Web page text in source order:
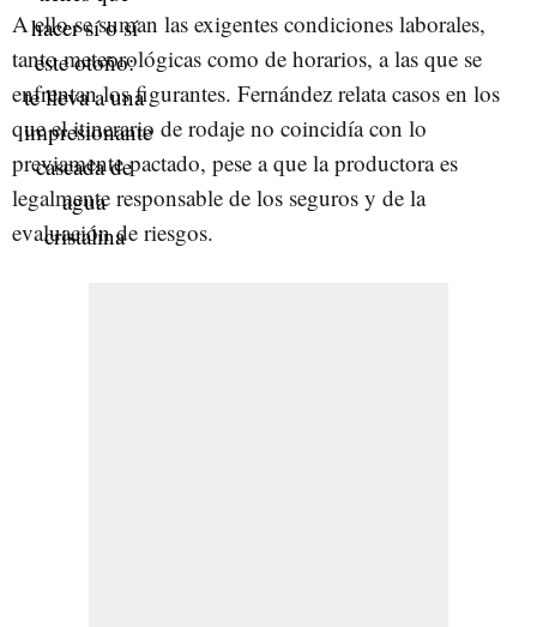
A ello se suman las exigentes condiciones laborales,
tanto meteorológicas como de horarios, a las que se
enfrentan los figurantes. Fernández relata casos en los
que el itinerario de rodaje no coincidía con lo
previamente pactado, pese a que la productora es
legalmente responsable de los seguros y de la
evaluación de riesgos.